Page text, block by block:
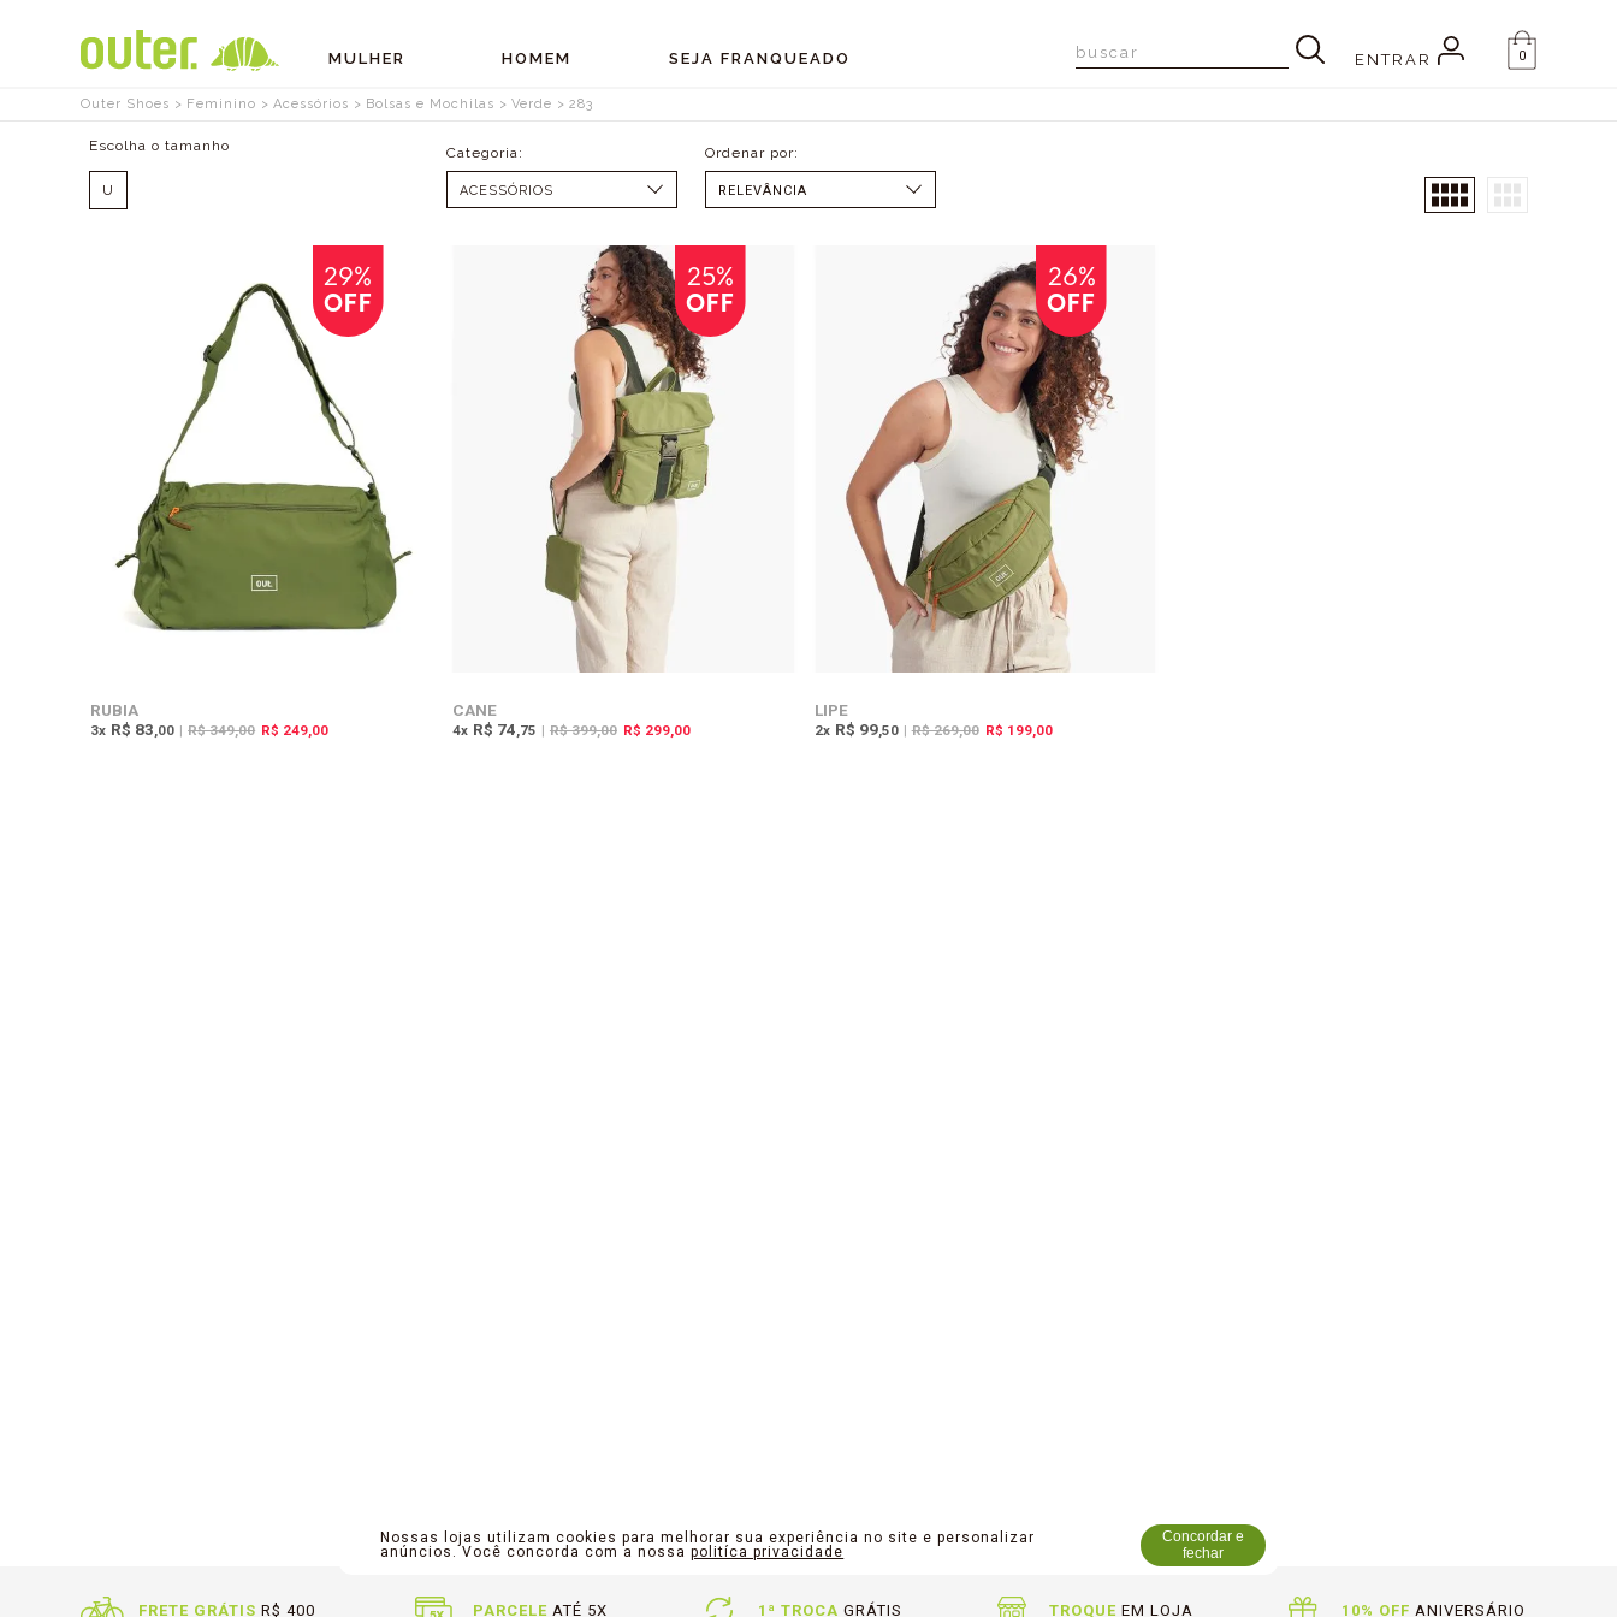
MULHER HOMEM SEJA FRANQUEADO ENTRAR 0
Outer Shoes Feminino Acessórios Bolsas e Mochilas Verde 283
ACESSÓRIOS
Tamanhos
U SELECIONAR
MAIOR PREÇO
29%
OFF
RUBIA
3x R$ 83,00 | R$ 349,00 R$ 249,00
25%
OFF
CANE
4x R$ 74,75 | R$ 399,00 R$ 299,00
26%
OFF
LIPE
2x R$ 99,50 | R$ 269,00 R$ 199,00
FRETE GRÁTIS R$ 400 PARCELEATÉ 5X 1ª TROCA GRÁTIS TROQUEEM LOJA 10% OFF ANIVERSÁRIO
Nossas lojas utilizam cookies para melhorar sua experiência no site e personalizar
anúncios. Você concorda com a nossapolitíca privacidade
Concordar e
fechar